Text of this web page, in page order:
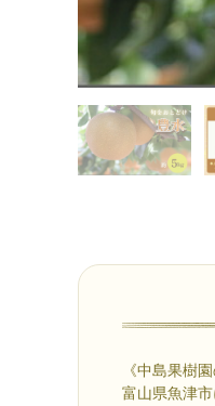
《中島果樹園
富山県魚津